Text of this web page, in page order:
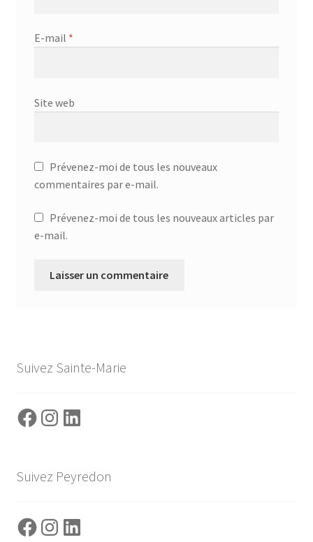
E-mail *
Site web
Prévenez-moi de tous les nouveaux
commentaires par e-mail.
Prévenez-moi de tous les nouveaux articles par
e-mail.
Suivez Sainte-Marie
FacebookInstagram
LinkedIn
Suivez Peyredon
FacebookInstagram
LinkedIn